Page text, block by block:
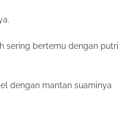
sering bertemu dengan putri
dengan mantan suaminya